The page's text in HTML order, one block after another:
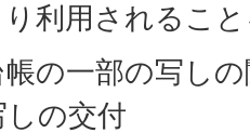
利用されるこ
の一部の写し
の交付